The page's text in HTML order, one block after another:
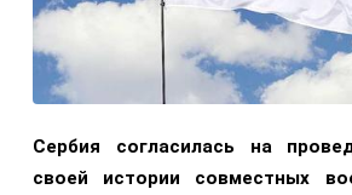
Сербия согласилась на
своей истории совместных